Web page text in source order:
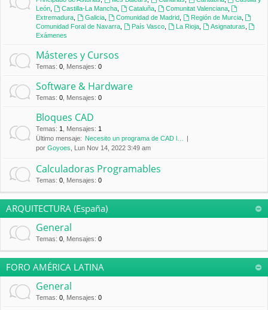
León
Castilla-La Mancha, Cataluña, Comunitat Valenciana,
Extremadura
Galicia, Comunidad de Madrid, Región de Murcia,
Comunidad Foral de Navarra
País Vasco, La Rioja, Asignaturas
Exámenes
Másteres y Cursos
Temas: 0 Mensajes: 0
Software & Hardware
Temas: 0 Mensajes: 0
Bloques CAD
Temas: 1 Mensajes: 1
Último mensaje: Necesito un programa de CAD l…
por Goyoes , Lun Nov 14, 2022 3:49 am
Calculadoras Programables
Temas: 0 Mensajes: 0
ARQUITECTURA (España)
General
Temas: 0 Mensajes: 0
FORO AMÉRICA LATINA
General
Temas: 0 Mensajes: 0